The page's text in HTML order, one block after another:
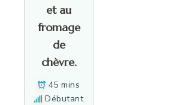
et au
fromage
de
chèvre.
45 mins
Débutant